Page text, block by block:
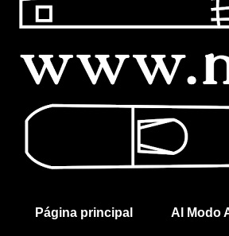
Página principal Al Modo